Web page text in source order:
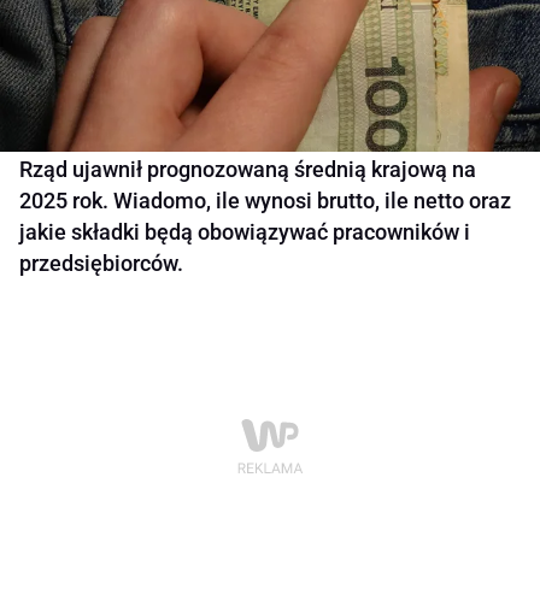
Rząd ujawnił prognozowaną średnią krajową na
2025 rok. Wiadomo, ile wynosi brutto, ile netto oraz
jakie składki będą obowiązywać pracowników i
przedsiębiorców.